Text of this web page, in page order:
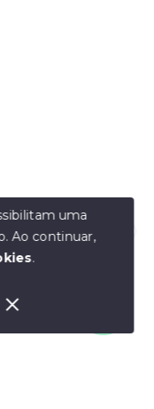
para te ajudar.
os direitos
uma
Ao continuar,
.